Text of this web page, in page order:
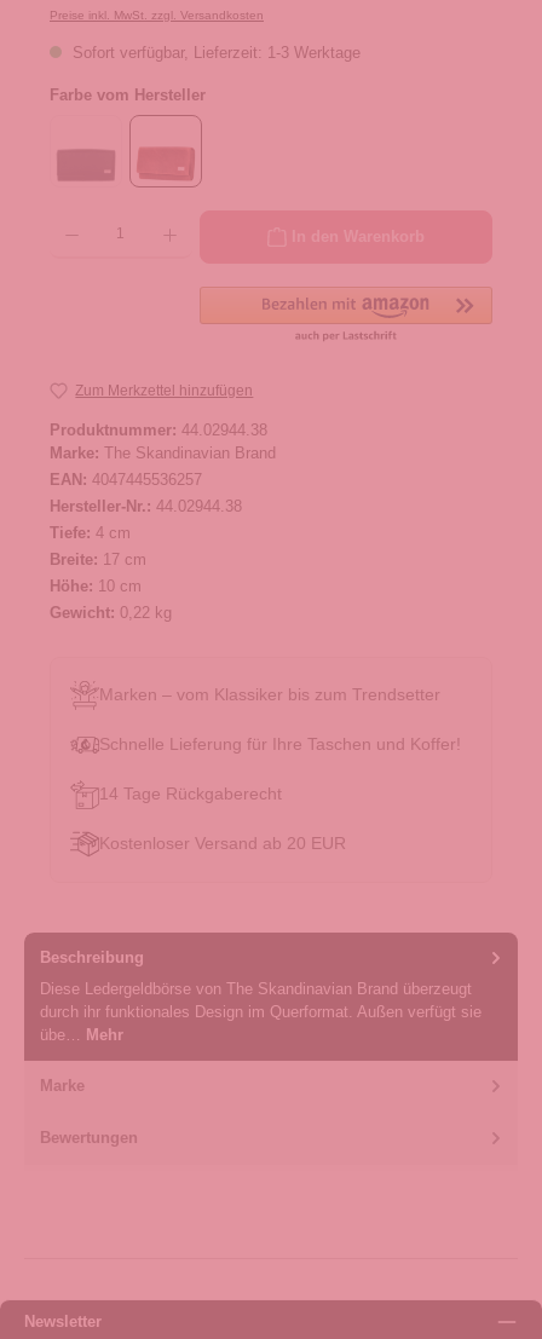
Preise inkl. MwSt. zzgl. Versandkosten
Sofort verfügbar, Lieferzeit: 1-3 Werktage
Farbe vom Hersteller
Zum Merkzettel hinzufügen
Produktnummer: 44.02944.38
Marke: The Skandinavian Brand
EAN: 4047445536257
Hersteller-Nr.: 44.02944.38
Tiefe: 4 cm
Breite: 17 cm
Höhe: 10 cm
Gewicht: 0,22 kg
Marken – vom Klassiker bis zum Trendsetter
Schnelle Lieferung für Ihre Taschen und Koffer!
14 Tage Rückgaberecht
Kostenloser Versand ab 20 EUR
Beschreibung
Diese Ledergeldbörse von The Skandinavian Brand überzeugt
durch ihr funktionales Design im Querformat. Außen verfügt sie
übe…
Mehr
Marke
Bewertungen
Newsletter